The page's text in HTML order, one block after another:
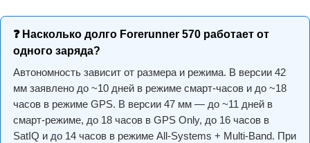
❓ Насколько долго Forerunner 570 работает от
одного заряда?
Автономность зависит от размера и режима. В версии 42
мм заявлено до ~10 дней в режиме смарт-часов и до ~18
часов в режиме GPS. В версии 47 мм — до ~11 дней в
смарт-режиме, до 18 часов в GPS Only, до 16 часов в
SatIQ и до 14 часов в режиме All-Systems + Multi-Band. При